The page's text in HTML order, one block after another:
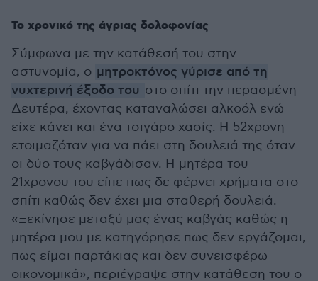
Το χρονικό της άγριας δολοφονίας
Σύμφωνα με την κατάθεσή του στην
αστυνομία, ο μητροκτόνος γύρισε από τη
νυχτερινή έξοδο του στο σπίτι την περασμένη
Δευτέρα, έχοντας καταναλώσει αλκοόλ ενώ
είχε κάνει και ένα τσιγάρο χασίς. Η 52χρονη
ετοιμαζόταν για να πάει στη δουλειά της όταν
οι δύο τους καβγάδισαν. Η μητέρα του
21χρονου του είπε πως δε φέρνει χρήματα στο
σπίτι καθώς δεν έχει μια σταθερή δουλειά.
«Ξεκίνησε μεταξύ μας ένας καβγάς καθώς η
μητέρα μου με κατηγόρησε πως δεν εργάζομαι,
πως είμαι παρτάκιας και δεν συνεισφέρω
οικονομικά», περιέγραψε στην κατάθεση του ο